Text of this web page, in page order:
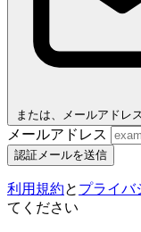
または、メールアドレ
メールアドレス
認証メールを送信
利用規約と プライバ
てください